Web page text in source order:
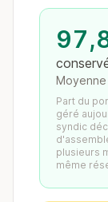
Part du
géré
syndic
plusieurs
même